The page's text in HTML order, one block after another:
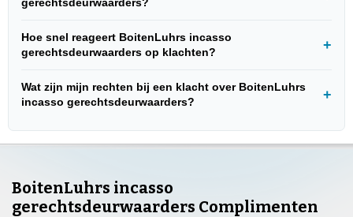
Hoe snel reageert BoitenLuhrs incasso
gerechtsdeurwaarders op klachten?
Wat zijn mijn rechten bij een klacht over BoitenLuhrs
incasso gerechtsdeurwaarders?
BoitenLuhrs incasso
gerechtsdeurwaarders Complimenten